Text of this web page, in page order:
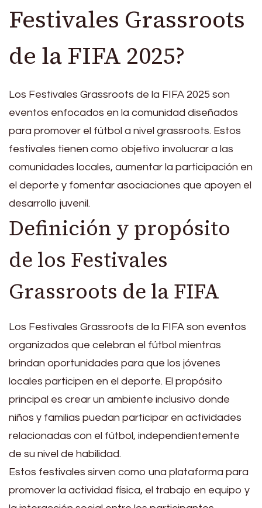
Festivales Grassroots
de la FIFA 2025?
Los Festivales Grassroots de la FIFA 2025 son
eventos enfocados en la comunidad diseñados
para promover el fútbol a nivel grassroots. Estos
festivales tienen como objetivo involucrar a las
comunidades locales, aumentar la participación en
el deporte y fomentar asociaciones que apoyen el
desarrollo juvenil.
Definición y propósito
de los Festivales
Grassroots de la FIFA
Los Festivales Grassroots de la FIFA son eventos
organizados que celebran el fútbol mientras
brindan oportunidades para que los jóvenes
locales participen en el deporte. El propósito
principal es crear un ambiente inclusivo donde
niños y familias puedan participar en actividades
relacionadas con el fútbol, independientemente
de su nivel de habilidad.
Estos festivales sirven como una plataforma para
promover la actividad física, el trabajo en equipo y